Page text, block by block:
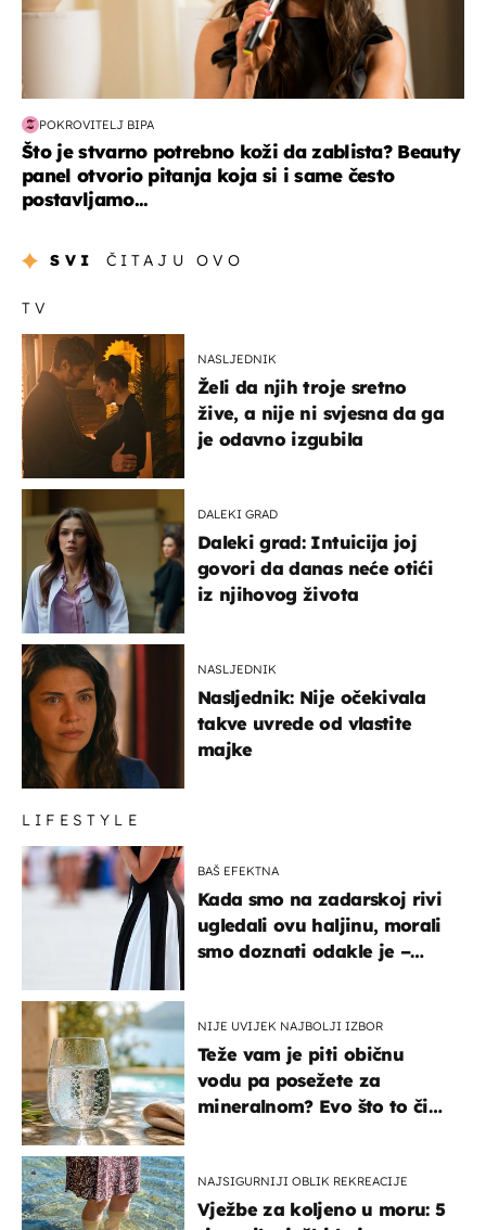
POKROVITELJ BIPA
Što je stvarno potrebno koži da zablista? Beauty
panel otvorio pitanja koja si i same često
postavljamo...
SVI ČITAJU OVO
TV
NASLJEDNIK
Želi da njih troje sretno
žive, a nije ni svjesna da ga
je odavno izgubila
DALEKI GRAD
Daleki grad: Intuicija joj
govori da danas neće otići
iz njihovog života
NASLJEDNIK
Nasljednik: Nije očekivala
takve uvrede od vlastite
majke
LIFESTYLE
BAŠ EFEKTNA
Kada smo na zadarskoj rivi
ugledali ovu haljinu, morali
smo doznati odakle je –
NIJE UVIJEK NAJBOLJI IZBOR
Teže vam je piti običnu
vodu pa posežete za
mineralnom? Evo što to čini
NAJSIGURNIJI OBLIK REKREACIJE
Vježbe za koljeno u moru: 5